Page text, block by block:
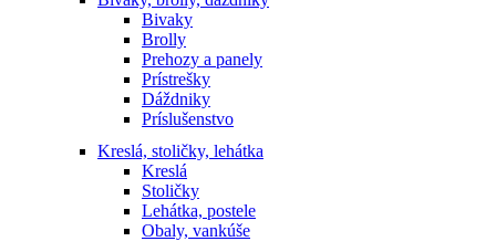
Bivaky
Brolly
Prehozy a panely
Prístrešky
Dáždniky
Príslušenstvo
Kreslá, stoličky, lehátka
Kreslá
Stoličky
Lehátka, postele
Obaly, vankúše